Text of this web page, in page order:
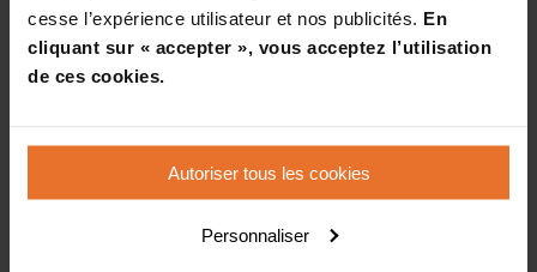
cesse l’expérience utilisateur et nos publicités. En
cliquant sur « accepter », vous acceptez l’utilisation
de ces cookies.
Autoriser tous les cookies
Personnaliser